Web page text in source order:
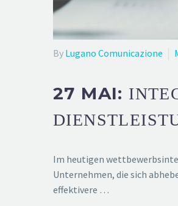
By Lugano Comunicazione
27 MAI:
Im heutigen
Unternehmen, die sich
effektivere …